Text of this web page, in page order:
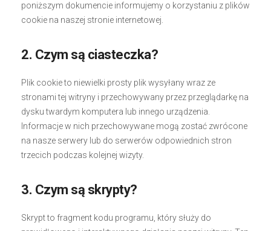
poniższym dokumencie informujemy o korzystaniu z plików
cookie na naszej stronie internetowej.
2. Czym są ciasteczka?
Plik cookie to niewielki prosty plik wysyłany wraz ze
stronami tej witryny i przechowywany przez przeglądarkę na
dysku twardym komputera lub innego urządzenia.
Informacje w nich przechowywane mogą zostać zwrócone
na nasze serwery lub do serwerów odpowiednich stron
trzecich podczas kolejnej wizyty.
3. Czym są skrypty?
Skrypt to fragment kodu programu, który służy do